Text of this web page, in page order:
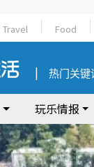
Travel Food
热门关键
玩乐情报